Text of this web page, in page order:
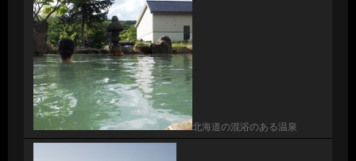
北海道の混浴のある温泉